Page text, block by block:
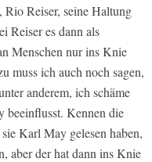
Rio Reiser, seine Haltung
Reiser es dann als
Menschen nur ins Knie
muss ich auch noch sagen,
anderem, ich schäme
beeinflusst. Kennen die
Karl May gelesen haben,
aber der hat dann ins Knie